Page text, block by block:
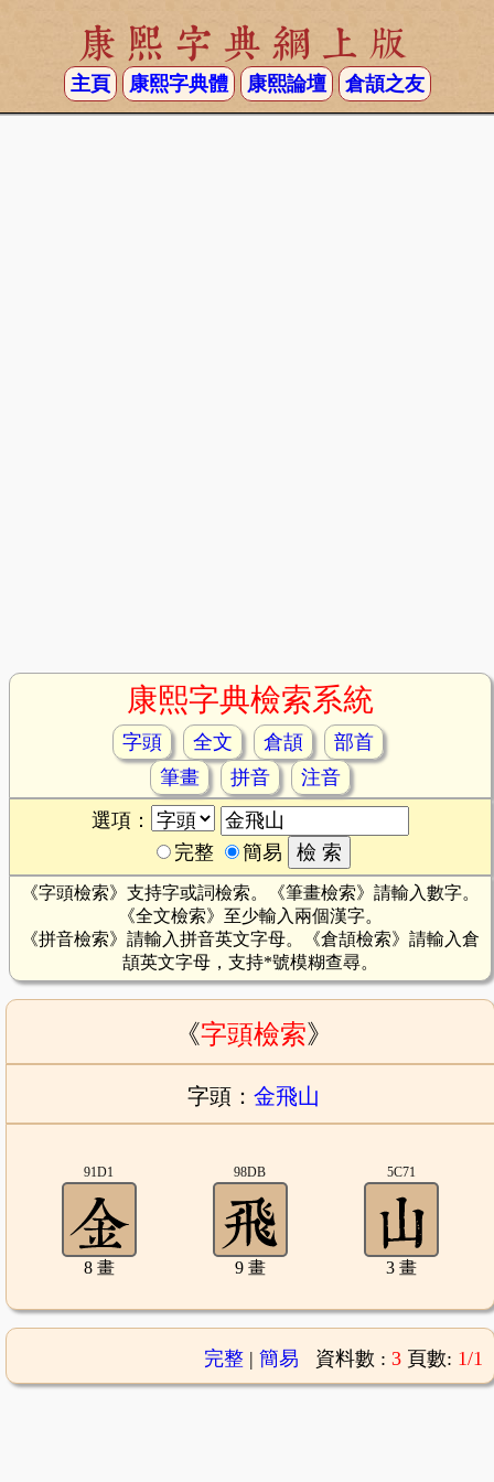
康熙字典網上版
主頁 康熙字典體 康熙論壇 倉頡之友
康熙字典檢索系統
字頭 全文 倉頡
部首
筆畫
拼音
注音
選項：
完整
簡易
《字頭檢索》支持字或詞檢索。《筆畫檢索》請輸入數字。
《全文檢索》至少輸入兩個漢字。
《拼音檢索》請輸入拼音英文字母。《倉頡檢索》請輸入倉
頡英文字母，支持*號模糊查尋。
《字頭檢索》
字頭： 金飛山
91D1
8 畫
98DB
9 畫
5C71
3 畫
完整| 簡易 資料數 : 3 頁數: 1/1